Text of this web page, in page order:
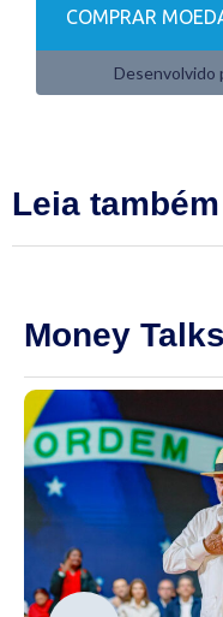
Leia também
Money Talks